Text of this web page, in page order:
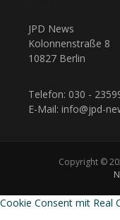
JPD News
Kolonnenstraße 8
10827 Berlin
Telefon: 030 -
E-Mail: info@jpd-
Copyright ©
Cookie Consent mit Real